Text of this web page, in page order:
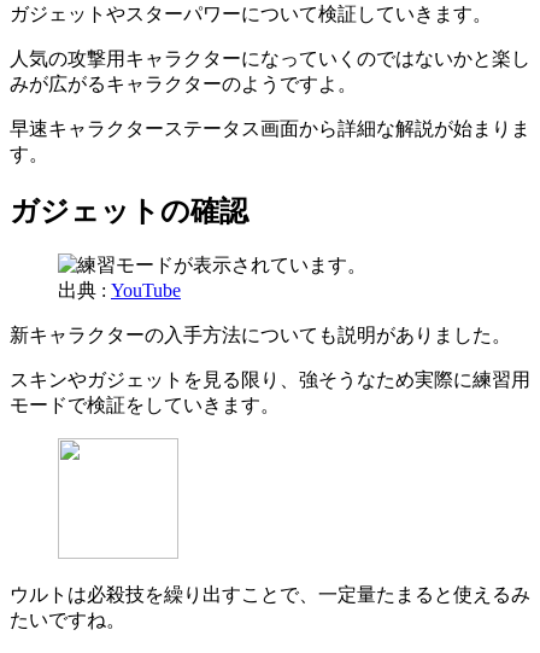
ガジェットやスターパワーについて検証していきます。
人気の攻撃用キャラクターになっていくのではないかと楽し
みが広がるキャラクターのようですよ。
早速キャラクターステータス画面から詳細な解説が始まりま
す。
ガジェットの確認
出典 : YouTube
新キャラクターの入手方法についても説明がありました。
スキンやガジェットを見る限り、強そうなため実際に練習用
モードで検証をしていきます。
ウルトは必殺技を繰り出すことで、一定量たまると使えるみ
たいですね。